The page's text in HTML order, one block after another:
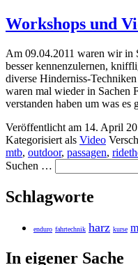
Workshops und
Am 09.04.2011 waren wir in
besser kennenzulernen,
diverse Hinderniss-
waren mal wieder in Sachen
verstanden haben um was es
Veröffentlicht am 14. April
Kategorisiert als Video
mtb, outdoor, passagen,
Suchen …
Schlagworte
enduro fahrtechnik harz kurse
In eigener Sache